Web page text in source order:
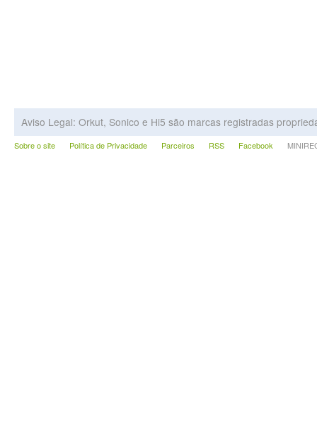
Aviso Legal: Orkut, Sonico e Hi5 são marcas registradas
Sobre o site Política de Privacidade Parceiros RSS Facebook